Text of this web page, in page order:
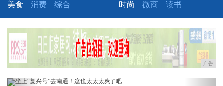
美食 消费 综合 时尚 微商 读书
广告
Previous